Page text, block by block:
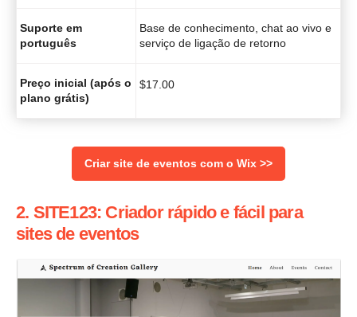
Suporte em
português
Base de conhecimento, chat ao vivo e
serviço de ligação de retorno
Preço inicial (após o
plano grátis)
$17.00
Criar site de eventos com o Wix >>
2. SITE123: Criador rápido e fácil para
sites de eventos